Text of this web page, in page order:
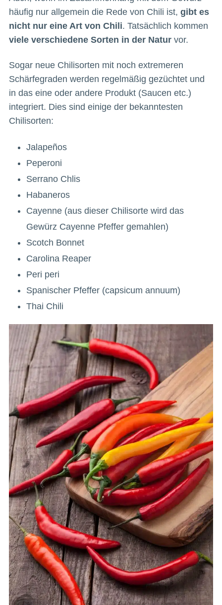
häufig nur allgemein die Rede von Chili ist, gibt es
nicht nur eine Art von Chili. Tatsächlich kommen
viele verschiedene Sorten in der Naturvor.
Sogar neue Chilisorten mit noch extremeren
Schärfegraden werden regelmäßig gezüchtet und
in das eine oder andere Produkt (Saucen etc.)
integriert. Dies sind einige der bekanntesten
Chilisorten:
Jalapeños
Peperoni
Serrano Chlis
Habaneros
Cayenne (aus dieser Chilisorte wird das
Gewürz Cayenne Pfeffer gemahlen)
Scotch Bonnet
Carolina Reaper
Peri peri
Spanischer Pfeffer (capsicum annuum)
Thai Chili